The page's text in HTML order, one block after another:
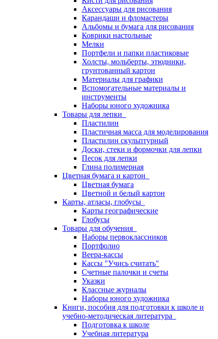
Аксессуары для рисования
Карандаши и фломастеры
Альбомы и бумага для рисования
Коврики настольные
Мелки
Портфели и папки пластиковые
Холсты, мольберты, этюдники,
грунтованный картон
Материалы для графики
Вспомогательные материалы и
инструменты
Наборы юного художника
Товары для лепки
Пластилин
Пластичная масса для моделирования
Пластилин скульптурный
Доски, стеки и формочки для лепки
Песок для лепки
Глина полимерная
Цветная бумага и картон
Цветная бумага
Цветной и белый картон
Карты, атласы, глобусы
Карты географические
Глобусы
Товары для обучения
Наборы первоклассников
Портфолио
Веера-кассы
Кассы "Учись считать"
Счетные палочки и счеты
Указки
Классные журналы
Наборы юного художника
Книги, пособия для подготовки к школе и
учебно-методическая литература
Подготовка к школе
Учебная литература